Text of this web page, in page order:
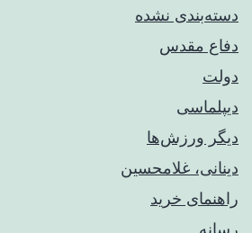
دسته‌بندی نشده
دفاع مقدس
دولت
دیپلماسی
دیگر ورزش‌ها
دینانی، غلامحسین
راهنمای خريد
رسانه